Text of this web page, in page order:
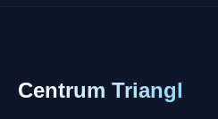
Centrum Triangl